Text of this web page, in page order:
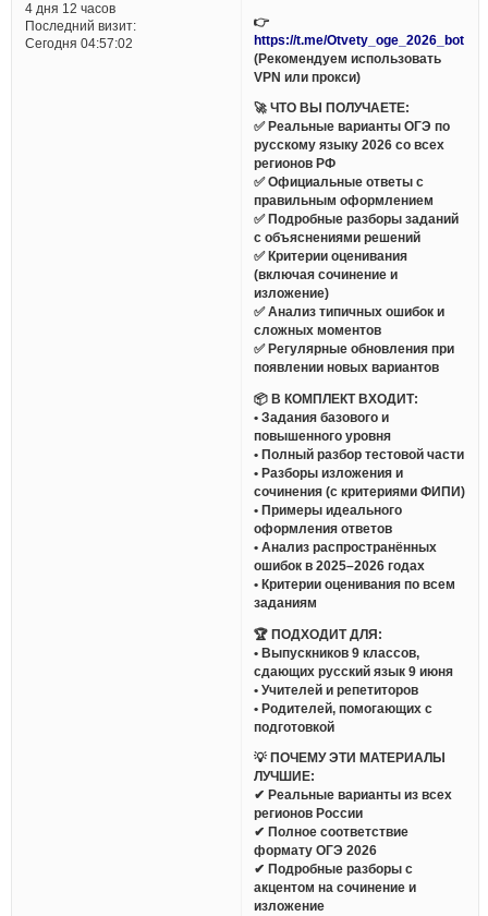
4 дня 12 часов
Последний визит:
Сегодня 04:57:02
👉
https://t.me/Otvety_oge_2026_bot
(Рекомендуем использовать
VPN или прокси)
🚀 ЧТО ВЫ ПОЛУЧАЕТЕ:
✅ Реальные варианты ОГЭ по
русскому языку 2026 со всех
регионов РФ
✅ Официальные ответы с
правильным оформлением
✅ Подробные разборы заданий
с объяснениями решений
✅ Критерии оценивания
(включая сочинение и
изложение)
✅ Анализ типичных ошибок и
сложных моментов
✅ Регулярные обновления при
появлении новых вариантов
📦 В КОМПЛЕКТ ВХОДИТ:
• Задания базового и
повышенного уровня
• Полный разбор тестовой части
• Разборы изложения и
сочинения (с критериями ФИПИ)
• Примеры идеального
оформления ответов
• Анализ распространённых
ошибок в 2025–2026 годах
• Критерии оценивания по всем
заданиям
🏆 ПОДХОДИТ ДЛЯ:
• Выпускников 9 классов,
сдающих русский язык 9 июня
• Учителей и репетиторов
• Родителей, помогающих с
подготовкой
💡 ПОЧЕМУ ЭТИ МАТЕРИАЛЫ
ЛУЧШИЕ:
✔ Реальные варианты из всех
регионов России
✔ Полное соответствие
формату ОГЭ 2026
✔ Подробные разборы с
акцентом на сочинение и
изложение